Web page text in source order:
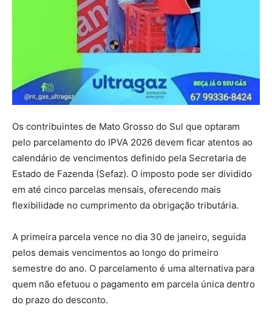
Os contribuintes de Mato Grosso do Sul que optaram
pelo parcelamento do IPVA 2026 devem ficar atentos ao
calendário de vencimentos definido pela Secretaria de
Estado de Fazenda (Sefaz). O imposto pode ser dividido
em até cinco parcelas mensais, oferecendo mais
flexibilidade no cumprimento da obrigação tributária.
A primeira parcela vence no dia 30 de janeiro, seguida
pelos demais vencimentos ao longo do primeiro
semestre do ano. O parcelamento é uma alternativa para
quem não efetuou o pagamento em parcela única dentro
do prazo do desconto.